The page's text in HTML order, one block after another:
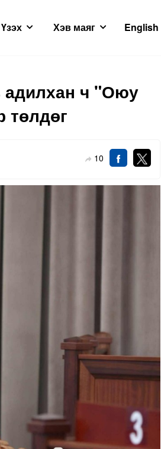
Хэв маяг English
адилхан ч "Оюу
төлдөг
10